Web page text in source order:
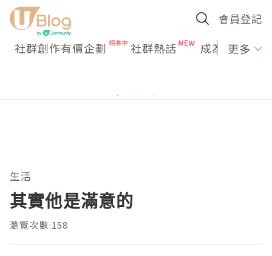
會員登記
社群創作有價企劃 社群熱話 成為U更多
生活
其實他是滿意的
瀏覽次數:158